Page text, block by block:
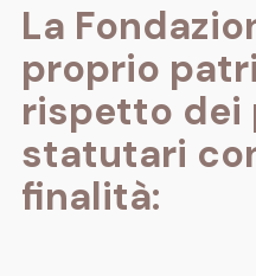
La
proprio
rispetto dei
statutari
finalità: